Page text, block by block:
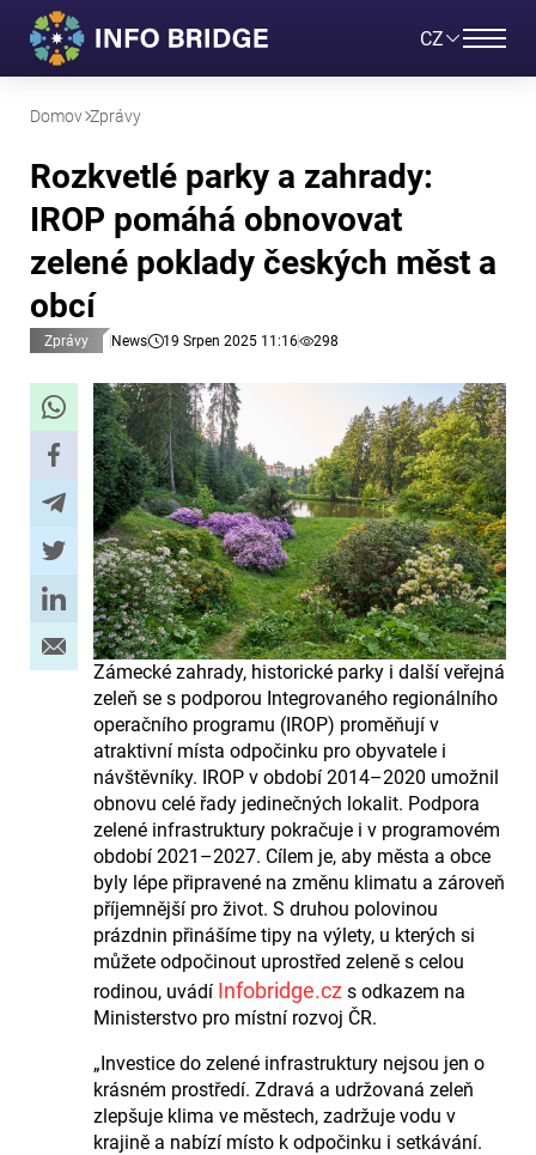
CZ
Domov Zprávy
Rozkvetlé parky a zahrady:
IROP pomáhá obnovovat
zelené poklady českých měst a
obcí
Zprávy News 19 Srpen 2025 11:16 298
Zámecké zahrady, historické parky i další veřejná
zeleň se s podporou Integrovaného regionálního
operačního programu (IROP) proměňují v
atraktivní místa odpočinku pro obyvatele i
návštěvníky. IROP v období 2014–2020 umožnil
obnovu celé řady jedinečných lokalit. Podpora
zelené infrastruktury pokračuje i v programovém
období 2021–2027. Cílem je, aby města a obce
byly lépe připravené na změnu klimatu a zároveň
příjemnější pro život. S druhou polovinou
prázdnin přinášíme tipy na výlety, u kterých si
můžete odpočinout uprostřed zeleně s celou
rodinou, uvádí Infobridge.cz s odkazem na
Ministerstvo pro místní rozvoj ČR.
„Investice do zelené infrastruktury nejsou jen o
krásném prostředí. Zdravá a udržovaná zeleň
zlepšuje klima ve městech, zadržuje vodu v
krajině a nabízí místo k odpočinku i setkávání.